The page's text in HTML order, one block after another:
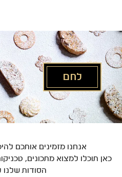
לחם
אנחנו מזמינים אותכם
כאן תוכלו למצוא מתכונים,
הסודות שלנו